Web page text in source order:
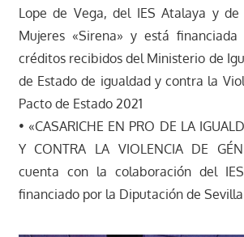
Lope de Vega, del IES Atalaya y
Mujeres «Sirena» y está
créditos recibidos del Ministerio de
de Estado de igualdad y contra la
Pacto de Estado 2021
• «CASARICHE EN PRO DE LA
Y CONTRA LA VIOLENCIA DE
cuenta con la colaboración del
financiado por la Diputación de